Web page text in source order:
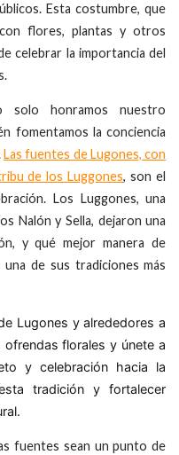
Esta costumbre, que
flores, plantas y otros
celebrar la importancia del
solo honramos nuestro
fomentamos la conciencia
Las fuentes de Lugones, con
de los Luggones, son el
Los Luggones, una
Nalón y Sella, dejaron una
y qué mejor manera de
de sus tradiciones más
Lugones y alrededores a
florales y únete a
y celebración hacia la
tradición y fortalecer
fuentes sean un punto de